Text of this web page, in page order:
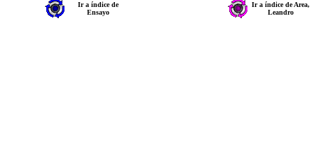
Ir a índice de
Ensayo
Ir a índice de Area,
Leandro